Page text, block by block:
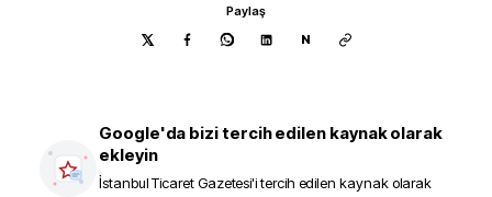
Paylaş
N
Google'da bizi tercih edilen kaynak olarak
ekleyin
İstanbul Ticaret Gazetesi'i tercih edilen kaynak olarak